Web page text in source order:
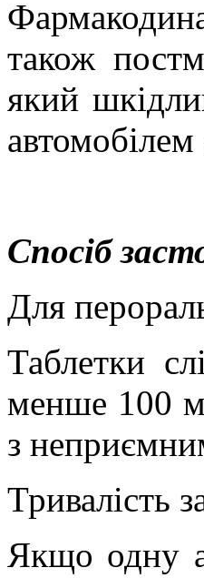
також
який
Спосіб
Для
Таблетки
менше 100
з
Тривалість
Якщо одну